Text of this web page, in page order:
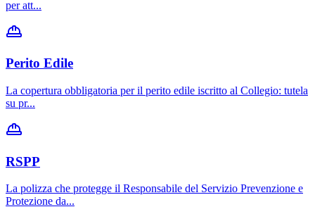
per att...
Perito Edile
La copertura obbligatoria per il perito edile iscritto al Collegio: tutela
su pr...
RSPP
La polizza che protegge il Responsabile del Servizio Prevenzione e
Protezione da...